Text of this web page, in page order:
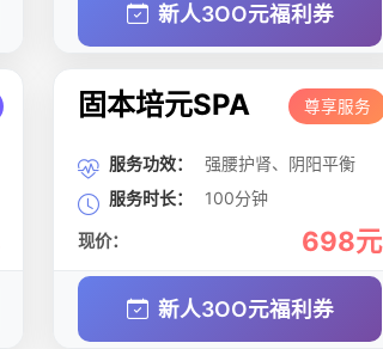
新人3OO元福利券
固本培元SPA 尊享服务
服务功效：
强腰护肾、阴阳平衡
服务时长：
100分钟
现价： 698元
新人3OO元福利券